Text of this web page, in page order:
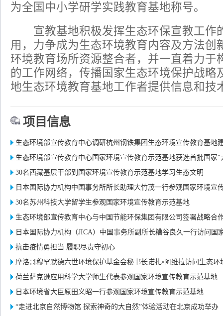
为全国中小学研学实践教育基地称号。
宣教基地积极发挥生态环保宣教工作
用，力争成为生态环境教育内容及方法创
环境教育场所资源整合者，并一直着力于
的工作网络，传播国家生态环境保护战略
地生态环境教育基地工作者提供信息和技
项目信息
生态环境部宣传教育中心调研杭州钢铁集团生态环境宣传教育基地
生态环境部宣传教育中心国家环境宣传教育示范基地获选首批国家“
30名西藏基层干部到国家环境宣传教育示范基地学习生态文明
30名苏州科技大学留学生参观国家环境宣传教育示范基地
生态环境部宣传教育中心与中国节能环保集团有限公司签署战略合
抗击疫情勇担当 履职尽责守初心
摩洛哥穆罕默德六世环境保护基金会秘书长诺扎•阿维拉访问生态环
荷兰萨克逊应用科学大学师生代表参观国家环境宣传教育示范基地
日本环境省大臣原田义昭一行参观国家环境宣传教育示范基地
“走进北京自然博物馆 探索神奇的大自然”体验活动在北京成功举办